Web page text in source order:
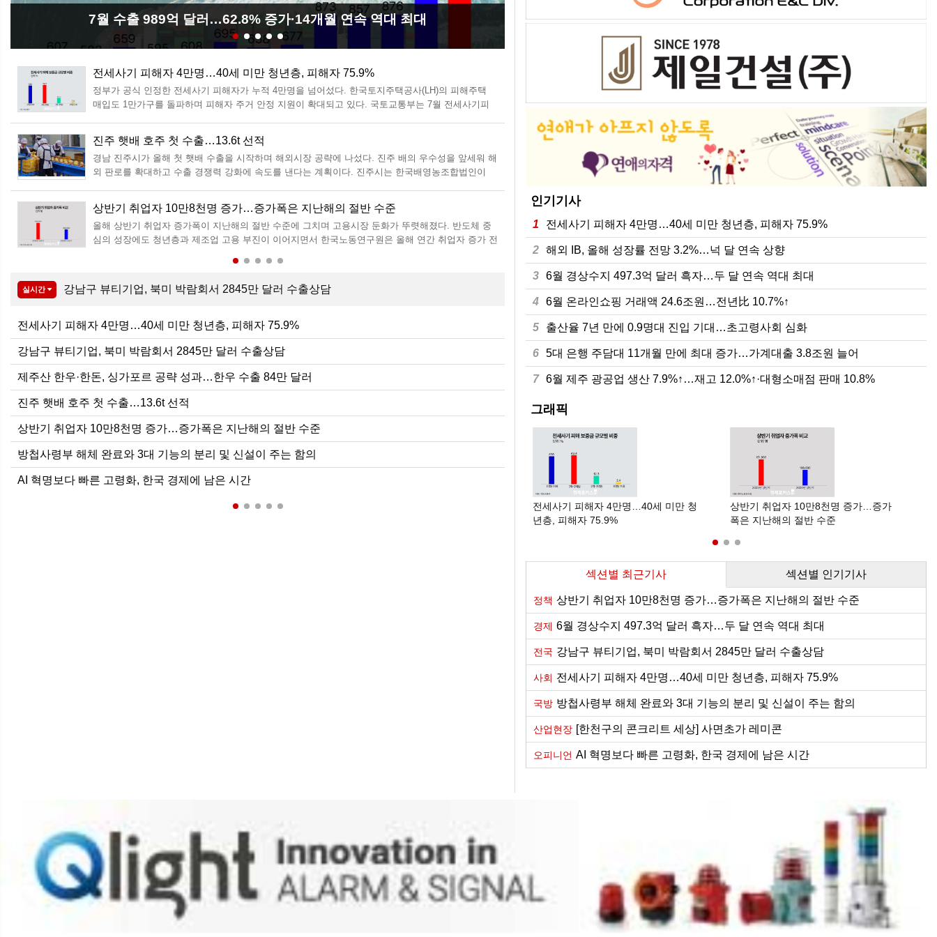
색
7월 수출 989억 달러…62.8% 증가·14개월 연속 역대 최대 6월 수출 첫 1000억 달러 돌파…반도체가 이끈 역대 최대 실적
5월 수출 877.5억 달러 역대 최대…반도체 수출 169% 급증
4월 수출 800억 달러 시대…반도체 호황에 48% 급증
전세사기 피해자 4만명…40세 미만 청년층, 피해자 75.9%
정부가 공식 인정한 전세사기 피해자가 누적 4만명을 넘어섰다. 한국토지주택공사(LH)의 피해주택
매입도 1만가구를 돌파하며 피해자 주거 안정 지원이 확대되고 있다. 국토교통부는 7월 전세사기피
진주 햇배 호주 첫 수출…13.6t 선적
경남 진주시가 올해 첫 햇배 수출을 시작하며 해외시장 공략에 나섰다. 진주 배의 우수성을 앞세워 해
외 판로를 확대하고 수출 경쟁력 강화에 속도를 낸다는 계획이다. 진주시는 한국배영농조합법인이
상반기 취업자 10만8천명 증가…증가폭은 지난해의 절반 수준
올해 상반기 취업자 증가폭이 지난해의 절반 수준에 그치며 고용시장 둔화가 뚜렷해졌다. 반도체 중
심의 성장에도 청년층과 제조업 고용 부진이 이어지면서 한국노동연구원은 올해 연간 취업자 증가 전
AI 혁명보다 빠른 고령화, 한국 경제에 남은 시간
요즘 궁금한 것이 생기면 가장 먼저 AI를 찾는다. ChatGPT와 제미나이, 클로드는 어느
을 대신하는 일상의 도구가 되었다. 생성형 AI의 발전 속도가 워낙 빠르다 보니 이제는
을 대신해 일하는 피지컬 AI(Physical AI)와 휴머노이드까지 머지않아 보편화될 것이라
지고 있다. 공장과 산업현장, 물류센터는 물론 가
해외 IB, 올해 성장률 전망 3.2%…넉 달 연속 상향
해외 주요 투자은행(IB)들이 올해 한국 경제 성장률 전망치를 또다시 높였다. 반도체
상보다 견조한 내수, 2분기 성장세가 이어지면서 올해 한국 경제가 3%대 성장을 달성
망이 확산하고 있다. 6일 국제금융센터에 따르면 해외 주요 IB 8곳의 올해 한국 실질
반도체를 중심으로 한 수출 호조에 힘입어 지난 6월 우리나라 경상수지가 역대 최대 흑
다. 상품수지와 금융계정도 나란히 사상 최대를 경신하며 상반기 누적 흑자는 지난해
배 수준으로 늘었다. 한국은행이 6일 발표한 국제수지(잠정) 통계에 따르면 6월 경상수
내년 최저임금 1만700원 확정…노동계·소상공인 이의 모두 불수용
2027년도 적용 최저임금이 최종 확정됐다. 노동계와 소상공인 업계가 각각 이의를 제
는 모두 받아들이지 않았다. 고용노동부는 5일 내년도 적용 최저임금을 시간당 1만700
시했다. 이는 올해 최저임금(1만320원)보다 380원(3.7%) 오른 수준이다. 월급으로 환
간 근무 기준 223만6300원으
6월 온라인쇼핑 거래액 24.6조원…전년比 10.7%↑
지난 6월 온라인쇼핑 거래액이 통신기기와 자동차용품 판매 호조에 힘입어 두 자릿수
올해 2분기 해외 직접판매는 화장품 수출 확대로 크게 늘어난 반면 해외 직접구매는 감
다. 국가데이터처가 3일 발표한 '2026년 6월 온라인쇼핑동향'에 따르면 지난 6월 온라
올해 출산율이 7년 만에 0.9명대로 올라설 가능성이 커지고 있다. 출생아와 혼인 증가
생 흐름에 변화 조짐이 나타나고 있지만, 이미 빠르게 진행된 고령화로 인구 구조를 되
계가 있다는 분석이다. 2일 국가데이터처 국가통계포털(KOSIS)에 따르면 올해 1분기
5대 은행 주담대 11개월 만에 최대 증가…가계대출 3.8조원 늘어
정부의 대출 규제와 은행권의 대출 관리 강화에도 5대 시중은행의 가계대출이 지난달
늘었다. 주택담보대출과 마이너스통장 잔액이 함께 증가하며 가계대출 증가세가 이어
2일 금융권에 따르면 KB국민·신한·하나·우리·NH농협 등 5대 은행의 지난달 30일 기준
은 77
6월 제주 광공업 생산 7.9%↑…재고 12.0%↑·대형소매점 판매 10.8%
지난달 제주지역 광공업 생산이 2월부터 이어진 감소세를 마감하고 증가세로 전환했
감소세를 이어가고 재고는 증가세를 지속했으며, 소비도 3월부터 감소세를 이어가는
내수 개선으로 이어지지 못하는 모습이다. 31일 국가데이터처 제주사무소가 발표한
지난달 경기도 광공업 생산이 4월부터 3개월 연속 감소세를 이어갔다. 제조업 재고는
소비는 4월과 5월 두 달 연속 증가세를 마감하고 감소했고, 건설수주는 2월부터 이어오
마감하고 감소세로 전환하는 등 실물경기 흐름은 부문별로 엇갈렸다. 경인지방데이터
실시간 제주산 한우·한돈, 싱가포르 공략 성과…한우 수출 84만 달러
전세사기 피해자 4만명…40세 미만 청년층, 피해자 75.9%
강남구 뷰티기업, 북미 박람회서 2845만 달러 수출상담
제주산 한우·한돈, 싱가포르 공략 성과…한우 수출 84만 달러
진주 햇배 호주 첫 수출…13.6t 선적
상반기 취업자 10만8천명 증가…증가폭은 지난해의 절반 수준
방첩사령부 해체 완료와 3대 기능의 분리 및 신설이 주는 함의
AI 혁명보다 빠른 고령화, 한국 경제에 남은 시간
해외 IB, 올해 성장률 전망 3.2%…넉 달 연속 상향
6월 경상수지 497.3억 달러 흑자…두 달 연속 역대 최대
[한천구의 콘크리트 세상] 사면초가 레미콘
55세 이상 고령 취업자 1000만명 돌파…10명 중 7명 "계속 일 원해"
내년 최저임금 1만700원 확정…노동계·소상공인 이의 모두 불수용
군사제도·구조 혁신과 작전·훈련·근무 기강 해이 사태의 상관성
aT, 필리핀 식품박람회서 952만 달러 수출상담…한국산 포도 18년 만에 수출길
7월 농축산물 물가 0.5% 상승…농산물 2.2%↓·축산물 4.4%↑
7월 소비자물가 2.8% 상승…석유류 오름세 둔화에 3개월 만에 2%대
6월 온라인쇼핑 거래액 24.6조원…전년比 10.7%↑
지난해 첫 수출기업 1만9746개…전년比 3.7%↑
출산율 7년 만에 0.9명대 진입 기대…초고령사회 심화
5대 은행 주담대 11개월 만에 최대 증가…가계대출 3.8조원 늘어
7월 수출 989억 달러…62.8% 증가·14개월 연속 역대 최대
6월 제주 광공업 생산 7.9%↑…재고 12.0%↑·대형소매점 판매 10.8%
6월 경기도 광공업 생산 2.1%↓… 대형소매점 판매 2.8%↓·건설수주 66.0%↓
6월 인천 광공업 생산 5.7%↑… 대형소매점 판매 4.5%↓·건설수주 4.6%↑
6월 서울 광공업 생산 5.9%↓… 대형소매점 판매 9.8%↑·건설수주 81.8%↑
6월 대구·경북 광공업 생산 증가…소비·건설경기 부진
6월 광주·전남 광공업 생산 엇갈려…건설수주 급증
1분기 중견기업 수출 312억 달러…반도체·바이오 성장에 8.5％↑
인기기사
1 전세사기 피해자 4만명…40세 미만 청년층, 피해자 75.9%
2 해외 IB, 올해 성장률 전망 3.2%…넉 달 연속 상향
3 6월 경상수지 497.3억 달러 흑자…두 달 연속 역대 최대
4 6월 온라인쇼핑 거래액 24.6조원…전년比 10.7%↑
5 출산율 7년 만에 0.9명대 진입 기대…초고령사회 심화
6 5대 은행 주담대 11개월 만에 최대 증가…가계대출 3.8조원 늘어
7 6월 제주 광공업 생산 7.9%↑…재고 12.0%↑·대형소매점 판매 10.8%
그래픽
전세사기 피해자 4만명…40세 미만 청
년층, 피해자 75.9%
상반기 취업자 10만8천명 증가…증가
폭은 지난해의 절반 수준
6월 경상수지 497.3억 달러 흑자…두
섹션별 최근기사 섹션별 인기기사
정책 상반기 취업자 10만8천명 증가…증가폭은 지난해의 절반 수준
경제 6월 경상수지 497.3억 달러 흑자…두 달 연속 역대 최대
전국 강남구 뷰티기업, 북미 박람회서 2845만 달러 수출상담
사회 전세사기 피해자 4만명…40세 미만 청년층, 피해자 75.9%
국방 방첩사령부 해체 완료와 3대 기능의 분리 및 신설이 주는 함의
산업현장 [한천구의 콘크리트 세상] 사면초가 레미콘
오피니언 AI 혁명보다 빠른 고령화, 한국 경제에 남은 시간